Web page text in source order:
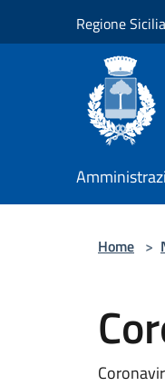
Regione Sicilia
Home >